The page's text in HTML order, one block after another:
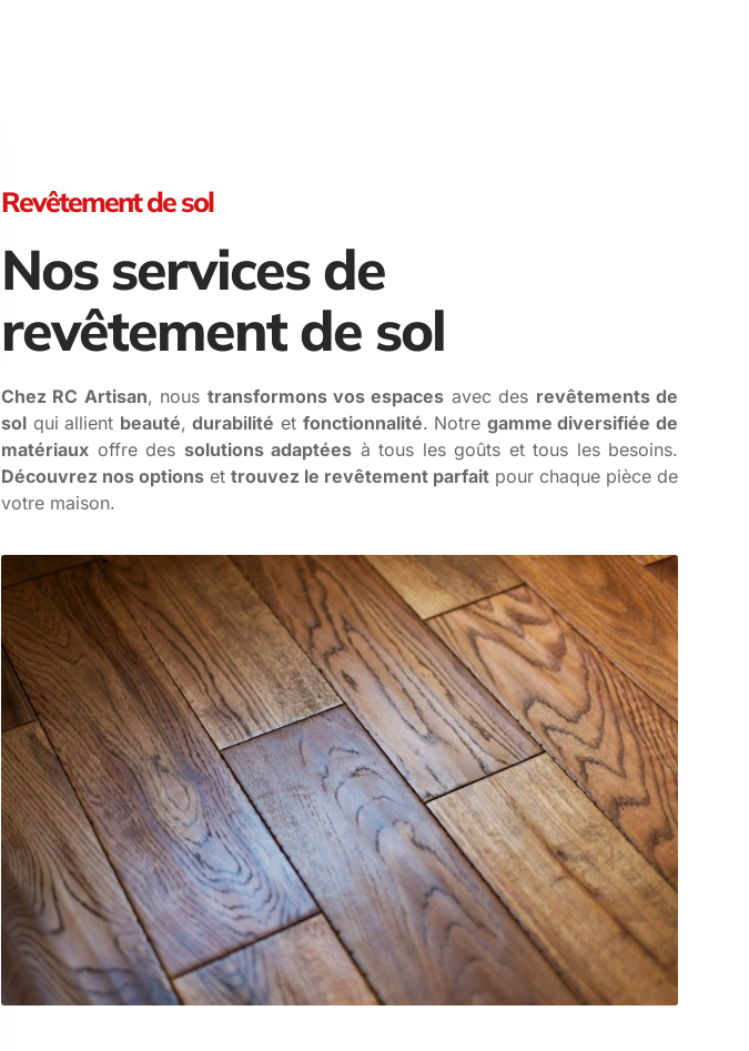
Revêtement de sol
Nos services de
revêtement de sol
Chez RC Artisan, nous transformons vos espaces avec des revêtements de
sol qui allient beauté,durabilité et fonctionnalité. Notre gamme diversifiée de
matériaux offre des solutions adaptées à tous les goûts et tous les besoins.
Découvrez nos options et trouvez le revêtement parfait pour chaque pièce de
votre maison.